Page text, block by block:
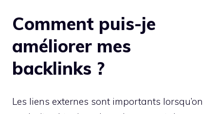
Comment puis-je
améliorer mes
backlinks ?
Les liens externes sont importants lorsqu’on